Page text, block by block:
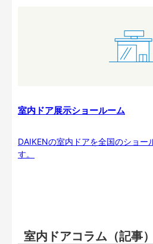
室内ドア展示ショールーム
DAIKENの室内ドアを全国のショー
す。
室内ドアコラム（記事）